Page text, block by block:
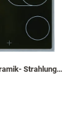
BEKO Glaskeramik- Strahlungskochfeld EH 9641 XHN, herdgebunden EH9641XHN